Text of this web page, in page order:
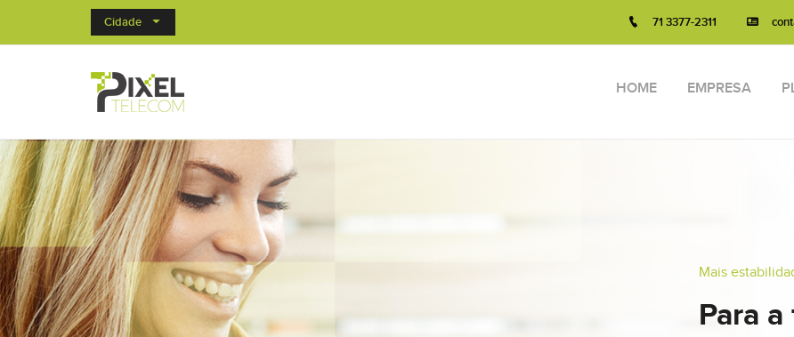
Cidade 71 3377-2311
HOME EMPRESA
Adicionais Internet
Proteção digital 5 em 1